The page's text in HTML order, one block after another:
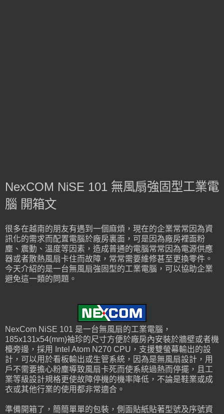
NexCOM NiSE 101 無風扇強固型工業電
腦 開箱文
很多在越南的朋友有遇到一個麻煩，現在的企業常常因為資
訊化的需求而配置電腦於廠房裏面，可是因為廠房裡面粉
塵、震動、溫度等因素，造成普通的電腦常常因為電源供應
器或者散熱風扇卡住而故障，常常需要維修甚至更換零件。
今天介紹的是一台無風扇強固型的工業電腦，可以協助企業
避免這一類的問題。
NexCom NiSE 101 是一台無風扇的工業電腦，
185x131x54(mm)袖珍的尺寸方便於廠房內安裝於牆壁或者機
檯旁邊，採用 Intel Atom N270 CPU，支援雙螢幕輸出的設
計，可以用於看板輸出或生管系統，因為是無風扇設計，用
戶不需要擔心粉塵導致風扇卡死而使系統過熱而停擺，且工
業等級設計規格更使故障停機的機率降低，不論是鞋業或成
衣或其他行業的使用都非常適合。
準備開箱了，簡簡單單的包裝，側面貼紙貼著型號及序號資